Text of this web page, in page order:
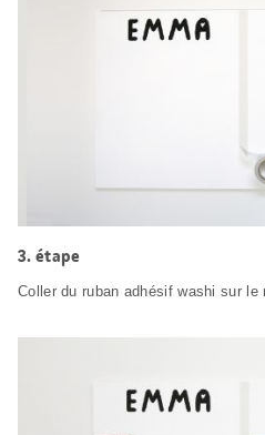
étape
Coller du ruban adhésif washi sur le